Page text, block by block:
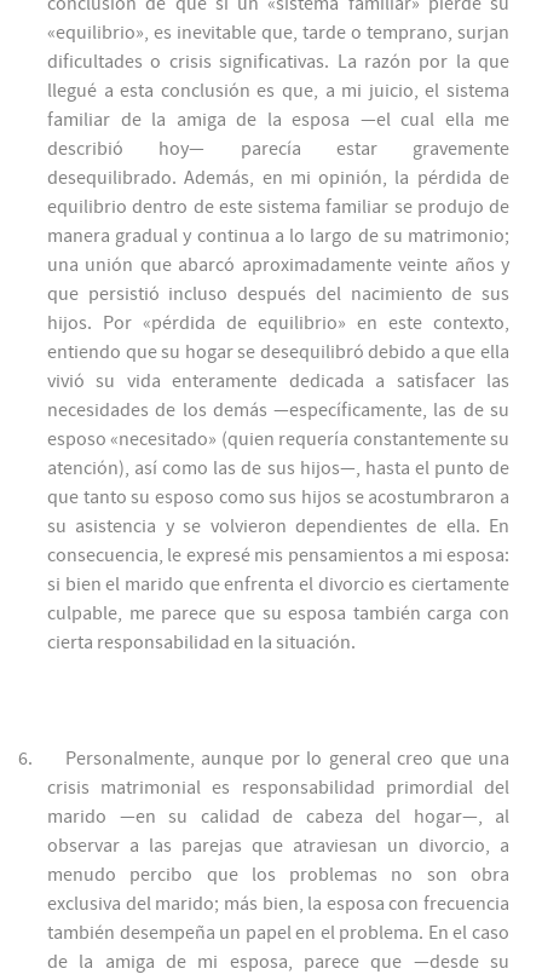
«equilibrio», es inevitable que, tarde o temprano, surjan
dificultades o crisis significativas. La razón por la que
llegué a esta conclusión es que, a mi juicio, el sistema
familiar de la amiga de la esposa —el cual ella me
describió hoy— parecía estar gravemente
desequilibrado. Además, en mi opinión, la pérdida de
equilibrio dentro de este sistema familiar se produjo de
manera gradual y continua a lo largo de su matrimonio;
una unión que abarcó aproximadamente veinte años y
que persistió incluso después del nacimiento de sus
hijos. Por «pérdida de equilibrio» en este contexto,
entiendo que su hogar se desequilibró debido a que ella
vivió su vida enteramente dedicada a satisfacer las
necesidades de los demás —específicamente, las de su
esposo «necesitado» (quien requería constantemente su
atención), así como las de sus hijos—, hasta el punto de
que tanto su esposo como sus hijos se acostumbraron a
su asistencia y se volvieron dependientes de ella. En
consecuencia, le expresé mis pensamientos a mi esposa:
si bien el marido que enfrenta el divorcio es ciertamente
culpable, me parece que su esposa también carga con
cierta responsabilidad en la situación.
6.
Personalmente, aunque por lo general creo que una
crisis matrimonial es responsabilidad primordial del
marido —en su calidad de cabeza del hogar—, al
observar a las parejas que atraviesan un divorcio, a
menudo percibo que los problemas no son obra
exclusiva del marido; más bien, la esposa con frecuencia
también desempeña un papel en el problema. En el caso
de la amiga de mi esposa, parece que —desde su